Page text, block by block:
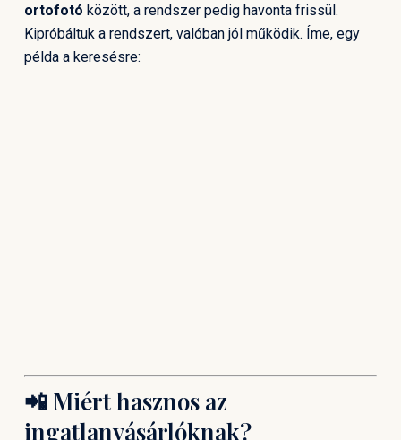
ortofotó között, a rendszer pedig havonta frissül.
Kipróbáltuk a rendszert, valóban jól működik. Íme, egy
példa a keresésre:
📲 Miért hasznos az
ingatlanvásárlóknak?